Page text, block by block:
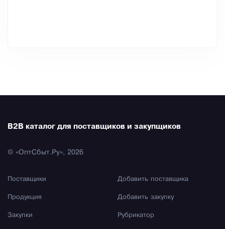
B2B каталог для поставщиков и закупщиков
© «ОптСбыт.Ру», 2026
Поставщики
Продукция
Закупки
Добавить поставщика
Добавить закупку
Рубрикатор